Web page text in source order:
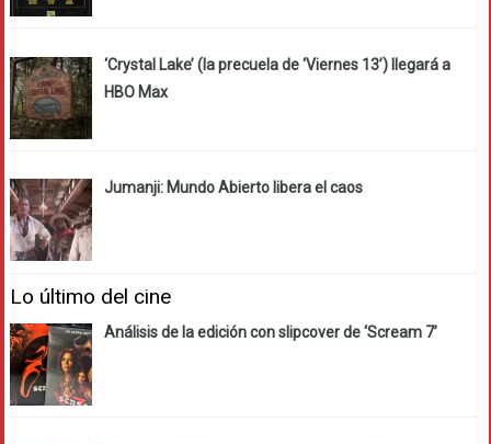
‘Crystal Lake’ (la precuela de ‘Viernes 13’) llegará a
HBO Max
Jumanji: Mundo Abierto libera el caos
Lo último del cine
Análisis de la edición con slipcover de ‘Scream 7’